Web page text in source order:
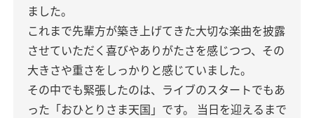
ました。
これまで先輩方が築き上げてきた大切な楽曲を披露
させていただく喜びやありがたさを感じつつ、その
大きさや重さをしっかりと感じていました。
その中でも緊張したのは、ライブのスタートでもあ
った「おひとりさま天国」です。
当日を迎えるまで